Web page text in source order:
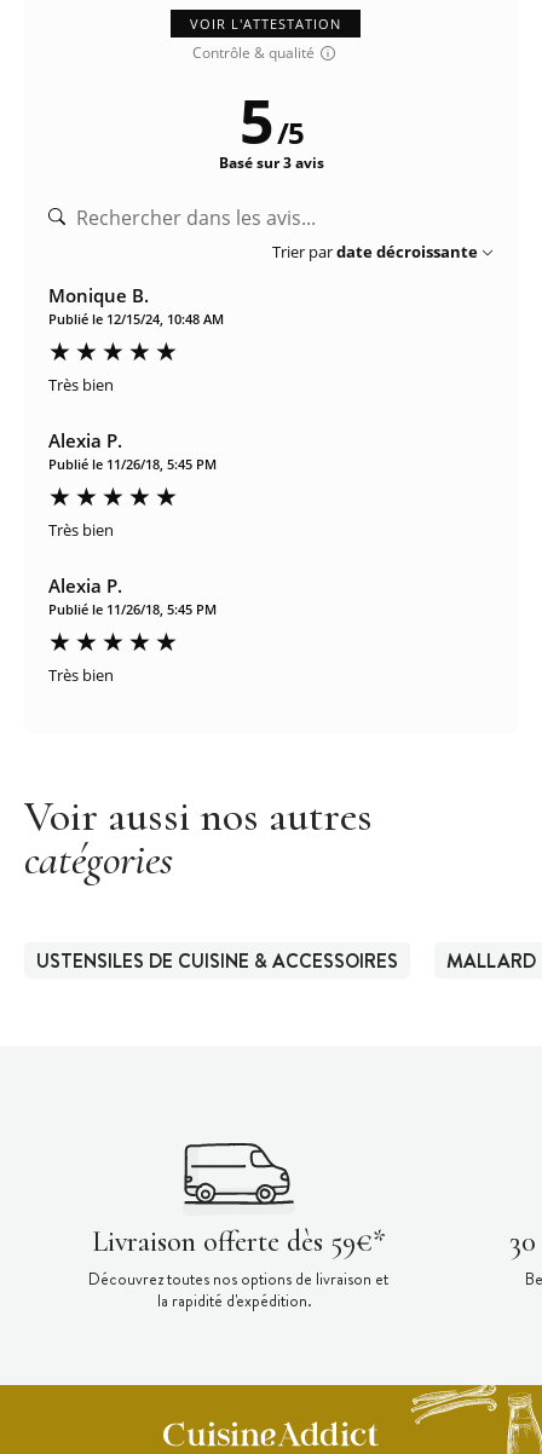
VOIR L'ATTESTATION
Contrôle & qualité
5/5
Basé sur 3 avis
Trier pardate décroissante
Monique B.
Publié le 12/15/24, 10:48 AM
Très bien
Alexia P.
Publié le 11/26/18, 5:45 PM
Très bien
Alexia P.
Publié le 11/26/18, 5:45 PM
Très bien
Voir aussi nos autres
catégories
USTENSILES DE CUISINE & ACCESSOIRES MALLARD
Livraison offerte dès 59€*
Découvrez toutes nos options de livraison et
la rapidité d'expédition.